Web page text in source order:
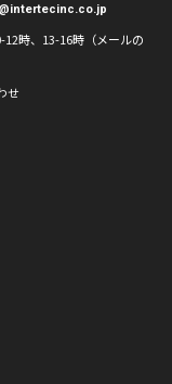
12時、13-16時（メールの
せ